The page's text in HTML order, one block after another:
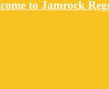
to Jamrock